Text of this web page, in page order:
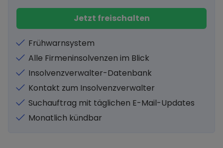
Jetzt freischalten
Frühwarnsystem
Alle Firmeninsolvenzen im Blick
Insolvenzverwalter-Datenbank
Kontakt zum Insolvenzverwalter
Suchauftrag mit täglichen E-Mail-Updates
Monatlich kündbar